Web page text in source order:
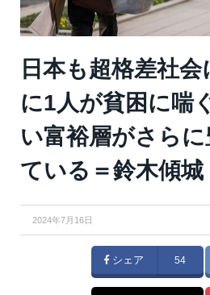
日本も超格差社
に1人が貧困に喘
い富裕層がさら
ている＝鈴木傾城
2024年7月16日
シェア 54